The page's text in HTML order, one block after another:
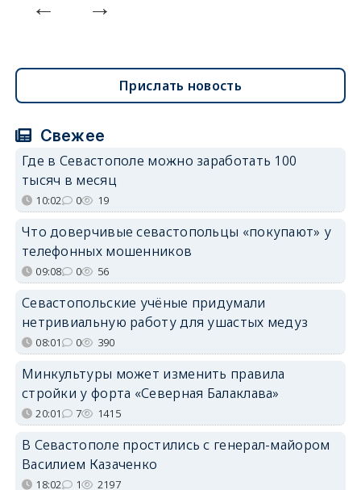
Прислать новость
Свежее
Где в Севастополе можно заработать 100
тысяч в месяц
10:02 0 19
Что доверчивые севастопольцы «покупают» у
телефонных мошенников
09:08 0 56
Севастопольские учёные придумали
нетривиальную работу для ушастых медуз
08:01 0 390
Минкультуры может изменить правила
стройки у форта «Северная Балаклава»
20:01 7 1415
В Севастополе простились с генерал-майором
Василием Казаченко
18:02 1 2197